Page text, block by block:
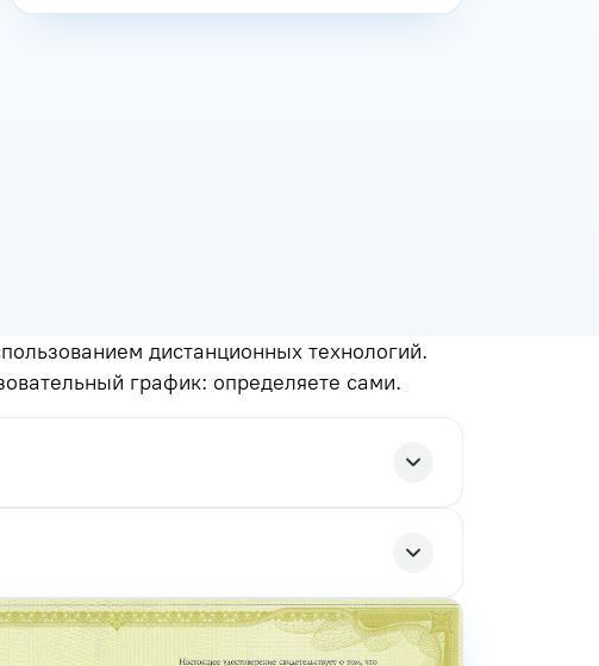
дистанционных технологий.
график: определяете сами.